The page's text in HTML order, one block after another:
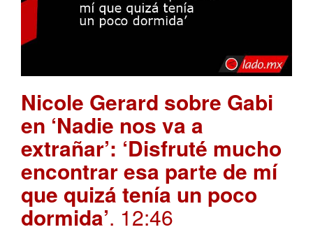
Nicole Gerard sobre Gabi
en ‘Nadie nos va a
extrañar’: ‘Disfruté mucho
encontrar esa parte de mí
que quizá tenía un poco
dormida’. 12:46